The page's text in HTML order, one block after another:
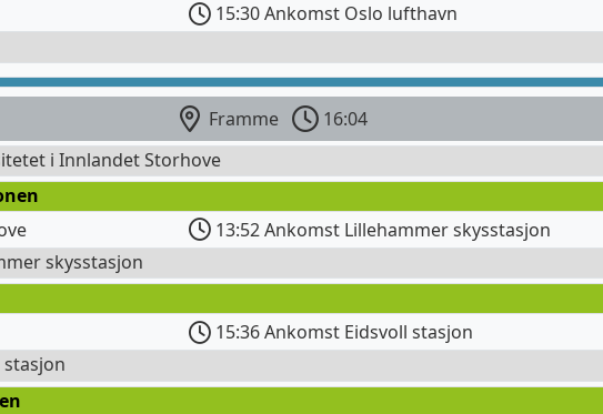
15:30 Ankomst Oslo lufthavn
Framme
16:04
i Innlandet Storhove
13:52 Ankomst Lillehammer skysstasjon
skysstasjon
15:36 Ankomst Eidsvoll stasjon
stasjon